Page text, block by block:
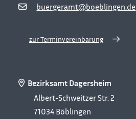
buergeramt@boeblingen.de
zur Terminvereinbarung
Bezirksamt Dagersheim
Albert-Schweitzer Str. 2
71034 Böblingen